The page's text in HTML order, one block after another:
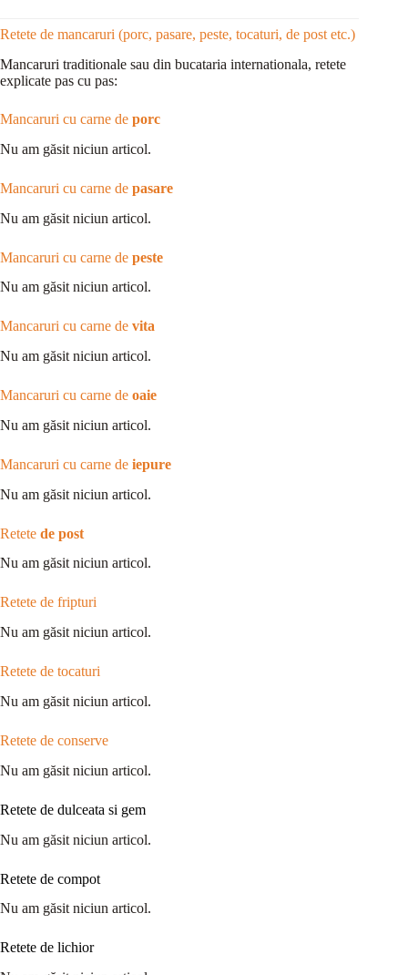
Retete de mancaruri (porc, pasare, peste, tocaturi, de post etc.)
Mancaruri traditionale sau din bucataria internationala, retete
explicate pas cu pas:
Mancaruri cu carne de porc
Nu am găsit niciun articol.
Mancaruri cu carne de pasare
Nu am găsit niciun articol.
Mancaruri cu carne de peste
Nu am găsit niciun articol.
Mancaruri cu carne de vita
Nu am găsit niciun articol.
Mancaruri cu carne de oaie
Nu am găsit niciun articol.
Mancaruri cu carne de iepure
Nu am găsit niciun articol.
Retete de post
Nu am găsit niciun articol.
Retete de fripturi
Nu am găsit niciun articol.
Retete de tocaturi
Nu am găsit niciun articol.
Retete de conserve
Nu am găsit niciun articol.
Retete de dulceata si gem
Nu am găsit niciun articol.
Retete de compot
Nu am găsit niciun articol.
Retete de lichior